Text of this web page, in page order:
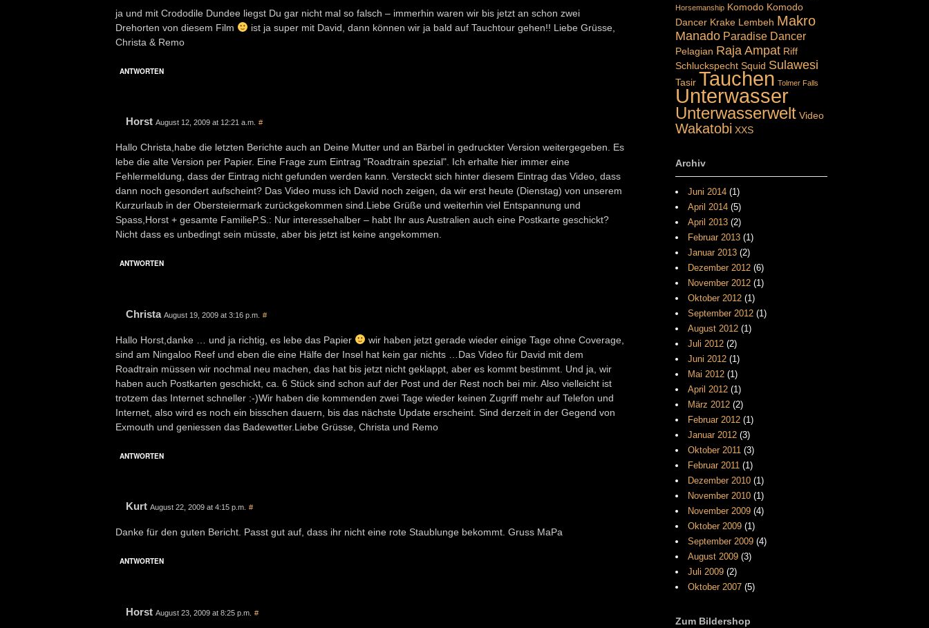
ja und mit Crododile Dundee liegst Du gar nicht mal so falsch – immerhin waren wir bis jetzt an schon zwei
Drehorten von diesem Film
ist ja super mit David, dann können wir ja bald auf Tauchtour gehen!! Liebe Grüsse,
Christa & Remo
ANTWORTEN
Horst August 12, 2009 at 12:21 a.m. #
Hallo Christa,habe die letzten Berichte auch an Deine Mutter und an Bärbel in gedruckter Version weitergegeben. Es
lebe die alte Version per Papier. Eine Frage zum Eintrag "Roadtrain spezial". Ich erhalte hier immer eine
Fehlermeldung, dass der Eintrag nicht gefunden werden kann. Versteckt sich hinter diesem Eintrag das Video, dass
dann noch gesondert aufscheint? Das Video muss ich David noch zeigen, da wir erst heute (Dienstag) von unserem
Kurzurlaub in der Obersteiermark zurückgekommen sind.Liebe Grüße und weiterhin viel Entspannung und
Spass,Horst + gesamte FamilieP.S.: Nur interessehalber – habt Ihr aus Australien auch eine Postkarte geschickt?
Nicht dass es unbedingt sein müsste, aber bis jetzt ist keine angekommen.
ANTWORTEN
Christa August 19, 2009 at 3:16 p.m. #
Hallo Horst,danke … und ja richtig, es lebe das Papier
wir haben jetzt gerade wieder einige Tage ohne Coverage,
sind am Ningaloo Reef und eben die eine Hälfe der Insel hat kein gar nichts …Das Video für David mit dem
Roadtrain müssen wir nochmal neu machen, das hat bis jetzt nicht geklappt, aber es kommt bestimmt. Und ja, wir
haben auch Postkarten geschickt, ca. 6 Stück sind schon auf der Post und der Rest noch bei mir. Also vielleicht ist
trotzem das Internet schneller :-)Wir haben die kommenden zwei Tage wieder keinen Zugriff mehr auf Telefon und
Internet, also wird es noch ein bisschen dauern, bis das nächste Update erscheint. Sind derzeit in der Gegend von
Exmouth und geniessen das Badewetter.Liebe Grüsse, Christa und Remo
ANTWORTEN
Kurt August 22, 2009 at 4:15 p.m. #
Danke für den guten Bericht. Passt gut auf, dass ihr nicht eine rote Staublunge bekommt. Gruss MaPa
ANTWORTEN
Horst August 23, 2009 at 8:25 p.m. #
Horsemanship Komodo Komodo
Dancer Krake Lembeh Makro
Manado Paradise Dancer
Pelagian Raja Ampat Riff
Schluckspecht Squid Sulawesi
Tasir Tauchen Tolmer Falls
Unterwasser
Unterwasserwelt Video
Wakatobi XXS
Archiv
Juni 2014(1)
April 2014(5)
April 2013(2)
Februar 2013(1)
Januar 2013(2)
Dezember 2012(6)
November 2012(1)
Oktober 2012(1)
September 2012(1)
August 2012(1)
Juli 2012(2)
Juni 2012(1)
Mai 2012(1)
April 2012(1)
März 2012(2)
Februar 2012(1)
Januar 2012(3)
Oktober 2011(3)
Februar 2011(1)
Dezember 2010(1)
November 2010(1)
November 2009(4)
Oktober 2009(1)
September 2009(4)
August 2009(3)
Juli 2009(2)
Oktober 2007(5)
Zum Bildershop